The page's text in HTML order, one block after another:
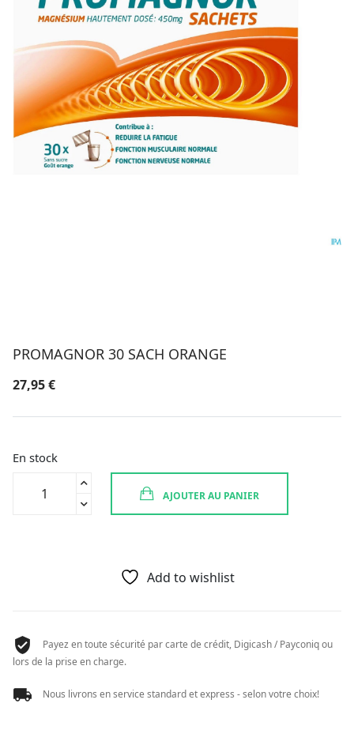
PROMAGNOR 30 SACH ORANGE
27,95€
En stock
AJOUTER AU PANIER
Add to wishlist
Payez en toute sécurité par carte de crédit, Digicash / Payconiq ou
lors de la prise en charge.
Nous livrons en service standard et express - selon votre choix!